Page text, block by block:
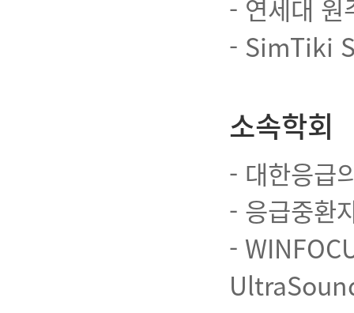
- 연세대 원
- SimTiki
소속학회
- 대한응급
- 응급중환
-